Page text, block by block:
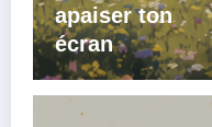
apaiser ton
écran